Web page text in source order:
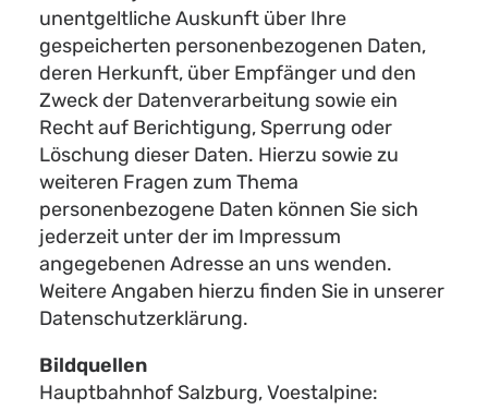
unentgeltliche Auskunft über Ihre
gespeicherten personenbezogenen Daten,
deren Herkunft, über Empfänger und den
Zweck der Datenverarbeitung sowie ein
Recht auf Berichtigung, Sperrung oder
Löschung dieser Daten. Hierzu sowie zu
weiteren Fragen zum Thema
personenbezogene Daten können Sie sich
jederzeit unter der im Impressum
angegebenen Adresse an uns wenden.
Weitere Angaben hierzu finden Sie in unserer
Datenschutzerklärung.
Bildquellen
Hauptbahnhof Salzburg, Voestalpine: